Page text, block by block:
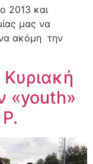
2013 και
μας να
ακόμη την
«youth»